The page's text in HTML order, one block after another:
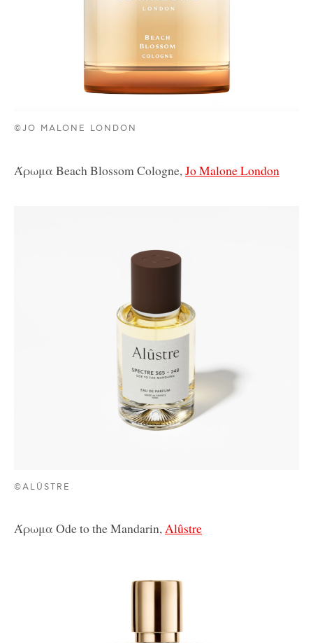
©JO MALONE LONDON
Άρωμα Beach Blossom Cologne, Jo Malone London
©ALÛSTRE
Άρωμα Ode to the Mandarin,Alûstre